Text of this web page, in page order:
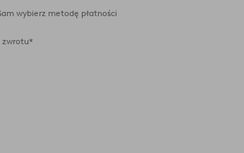
wybierz metodę płatności
zwrotu*